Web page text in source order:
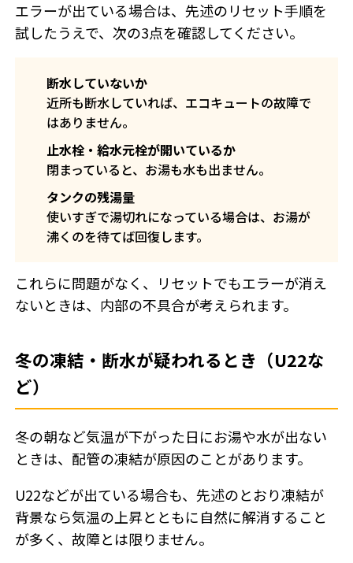
エラーが出ている場合は、先述のリセット手順を
試したうえで、次の3点を確認してください。
断水していないか
近所も断水していれば、エコキュートの故障で
はありません。
止水栓・給水元栓が開いているか
閉まっていると、お湯も水も出ません。
タンクの残湯量
使いすぎで湯切れになっている場合は、お湯が
沸くのを待てば回復します。
これらに問題がなく、リセットでもエラーが消え
ないときは、内部の不具合が考えられます。
冬の凍結・断水が疑われるとき（U22な
ど）
冬の朝など気温が下がった日にお湯や水が出ない
ときは、配管の凍結が原因のことがあります。
U22などが出ている場合も、先述のとおり凍結が
背景なら気温の上昇とともに自然に解消すること
が多く、故障とは限りません。